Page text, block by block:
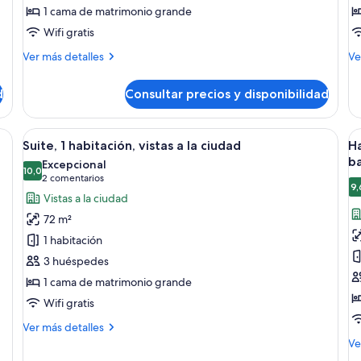
de
matrimonio
grande,
la
ciudad
1 cama de matrimonio grande
Wifi gratis
Ver más detalles
Más
Premium,
cama
matrimonio
grande,
vistas
a
la
ciudad
Consultar precios y disponibilidad
de
a
la
de plumas, minibar y caja fuerte
Abrir
todas
las
fotos
de
Suite,
habitación,
vistas
a
la
Habitación de hotel moderna con
6
Suite, 1 habitación, vistas a la ciudad
10,010,0 de 10
Excepcional
2 comentarios
(2 comentarios)
Vistas a la ciudad
72 m²
1 habitación
3 huéspedes
1 cama de matrimonio grande
Wifi gratis
Ver más detalles
Más